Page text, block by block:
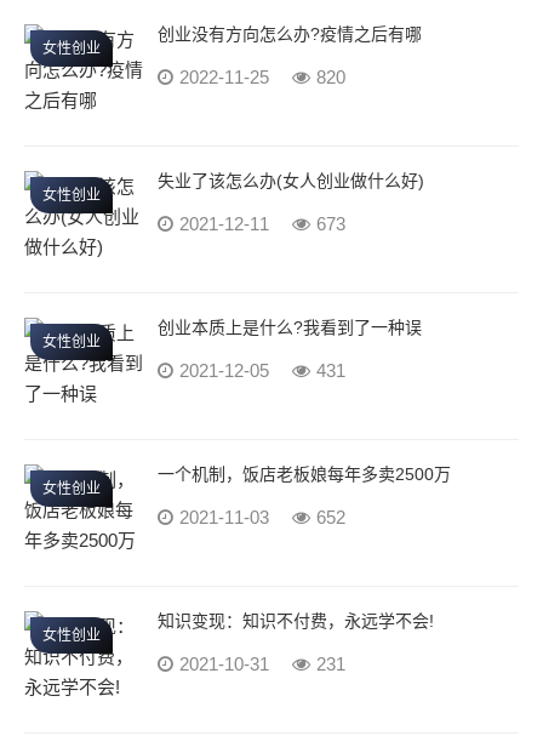
女性创业
创业没有方向怎么办?疫情之后有哪
2022-11-25 820
女性创业
失业了该怎么办(女人创业做什么好)
2021-12-11 673
女性创业
创业本质上是什么?我看到了一种误
2021-12-05 431
女性创业
一个机制，饭店老板娘每年多卖2500万
2021-11-03 652
女性创业
知识变现：知识不付费，永远学不会!
2021-10-31 231